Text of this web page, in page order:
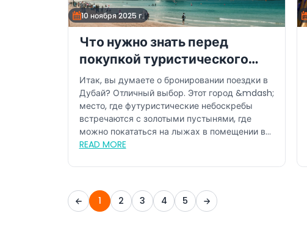
10 ноября 2025 г.
Что нужно знать перед
покупкой туристического
пакета в Дубай
Итак, вы думаете о бронировании поездки в
Дубай? Отличный выбор. Этот город &mdash;
место, где футуристические небоскребы
встречаются с золотыми пустынями, где
можно покататься на лыжах в помещении в...
READ MORE
1 2 3 4 5